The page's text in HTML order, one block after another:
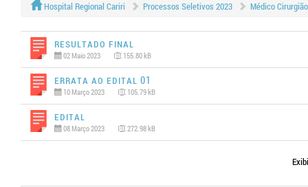
Hospital Regional Cariri Processos Seletivos 2023 Médico
Resultado Final
02 Maio 2023 155.80 kB
Errata ao Edital 01
10 Março 2023 105.79 kB
Edital
08 Março 2023 272.98 kB